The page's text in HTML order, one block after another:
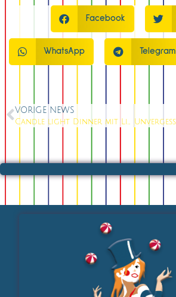
Facebook
WhatsApp Telegram
VORIGE NEWS
Candle light Dinner mit Live Show